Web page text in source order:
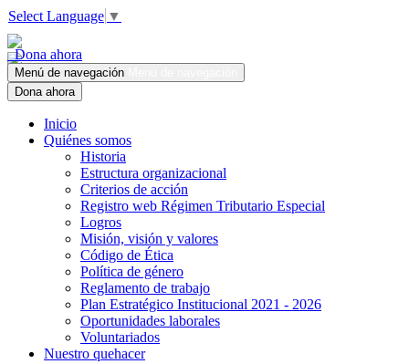
Select Language ▼
Dona ahora
Menú de navegación
Dona ahora
Inicio
Quiénes somos
Historia
Estructura organizacional
Criterios de acción
Registro web Régimen Tributario Especial
Logros
Misión, visión y valores
Código de Ética
Política de género
Reglamento de trabajo
Plan Estratégico Institucional 2021 - 2026
Oportunidades laborales
Voluntariados
Nuestro quehacer